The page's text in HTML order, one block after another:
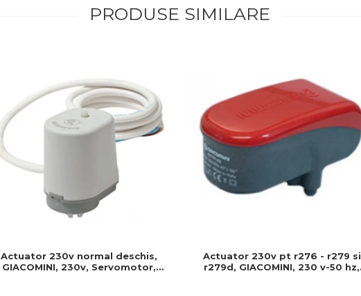
PRODUSE SIMILARE
Actuator 230v normal deschis,
GIACOMINI, 230v, Servomotor,
Actuator 230v pt r276 - r279 si
r279d, GIACOMINI, 230 v-50 hz,